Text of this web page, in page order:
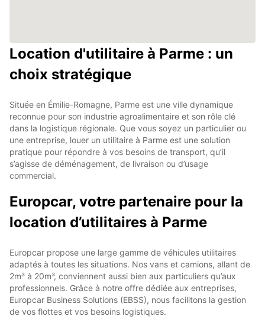
Location d'utilitaire à Parme : un
choix stratégique
Située en Émilie-Romagne, Parme est une ville dynamique
reconnue pour son industrie agroalimentaire et son rôle clé
dans la logistique régionale. Que vous soyez un particulier ou
une entreprise, louer un utilitaire à Parme est une solution
pratique pour répondre à vos besoins de transport, qu’il
s’agisse de déménagement, de livraison ou d’usage
commercial.
Europcar, votre partenaire pour la
location d’utilitaires à Parme
Europcar propose une large gamme de véhicules utilitaires
adaptés à toutes les situations. Nos vans et camions, allant de
2m³ à 20m³, conviennent aussi bien aux particuliers qu’aux
professionnels. Grâce à notre offre dédiée aux entreprises,
Europcar Business Solutions (EBSS), nous facilitons la gestion
de vos flottes et vos besoins logistiques.